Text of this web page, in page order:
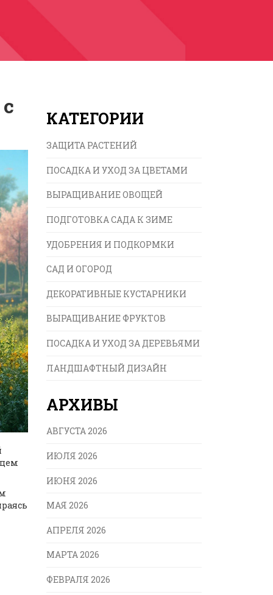
КАТЕГОРИИ
ЗАЩИТА РАСТЕНИЙ
ПОСАДКА И УХОД ЗА ЦВЕТАМИ
ВЫРАЩИВАНИЕ ОВОЩЕЙ
ПОДГОТОВКА САДА К ЗИМЕ
УДОБРЕНИЯ И ПОДКОРМКИ
САД И ОГОРОД
ДЕКОРАТИВНЫЕ КУСТАРНИКИ
ВЫРАЩИВАНИЕ ФРУКТОВ
ПОСАДКА И УХОД ЗА ДЕРЕВЬЯМИ
ЛАНДШАФТНЫЙ ДИЗАЙН
АРХИВЫ
АВГУСТА 2026
ИЮЛЯ 2026
ИЮНЯ 2026
МАЯ 2026
АПРЕЛЯ 2026
МАРТА 2026
ФЕВРАЛЯ 2026